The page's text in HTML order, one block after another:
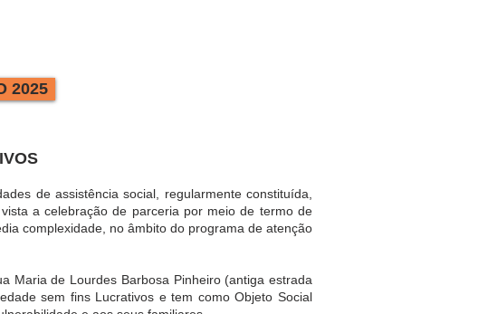
2025
de assistência social, regularmente constituída,
a celebração de parceria por meio de termo de
complexidade, no âmbito do programa de atenção
Maria de Lourdes Barbosa Pinheiro (antiga estrada
sem fins Lucrativos e tem como Objeto Social